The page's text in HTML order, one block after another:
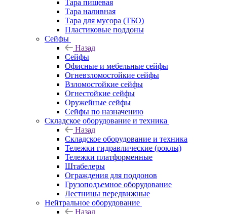
Тара пищевая
Тара наливная
Тара для мусора (ТБО)
Пластиковые поддоны
Сейфы
Назад
Сейфы
Офисные и мебельные сейфы
Огневзломостойкие сейфы
Взломостойкие сейфы
Огнестойкие сейфы
Оружейные сейфы
Сейфы по назначению
Складское оборудование и техника
Назад
Складское оборудование и техника
Тележки гидравлические (роклы)
Тележки платформенные
Штабелеры
Ограждения для поддонов
Грузоподъемное оборудование
Лестницы передвижные
Нейтральное оборудование
Назад